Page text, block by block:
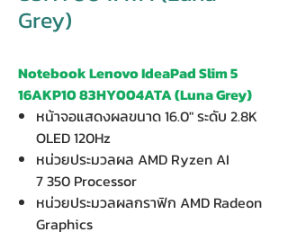
Grey)
Notebook Lenovo IdeaPad Slim 5
16AKP10 83HY004ATA (Luna Grey)
หน้าจอแสดงผลขนาด 16.0" ระดับ 2.8K
OLED 120Hz
หน่วยประมวลผล AMD Ryzen AI
7 350 Processor
หน่วยประมวลผลกราฟิก AMD Radeon
Graphics